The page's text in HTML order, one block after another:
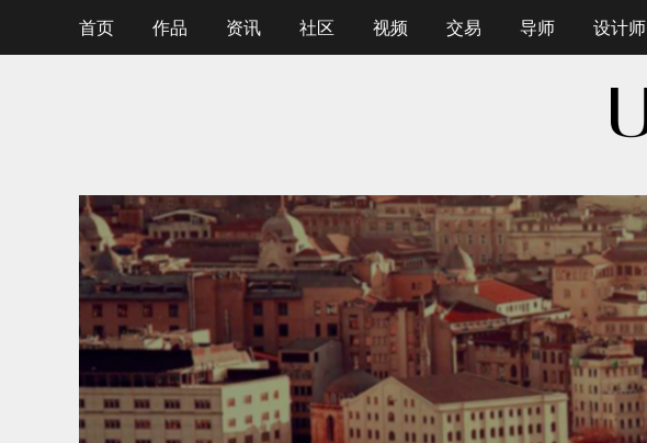
首页 作品 资讯 社区 视频 交易 导师 设计师